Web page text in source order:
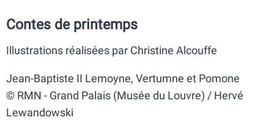
Contes de printemps
Illustrations réalisées par Christine Alcouffe
Jean-Baptiste II Lemoyne, Vertumne et Pomone
© RMN - Grand Palais (Musée du Louvre) / Hervé
Lewandowski